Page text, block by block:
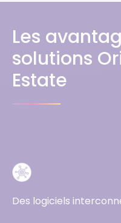
Les
solutions
Estate
Des logiciels